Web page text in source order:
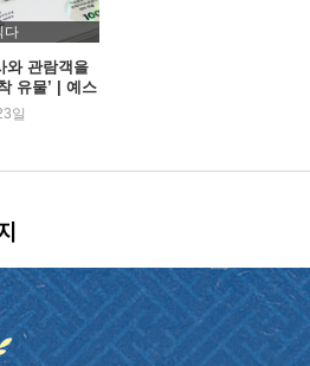
다
와 관람객을
유물’ | 예스
일